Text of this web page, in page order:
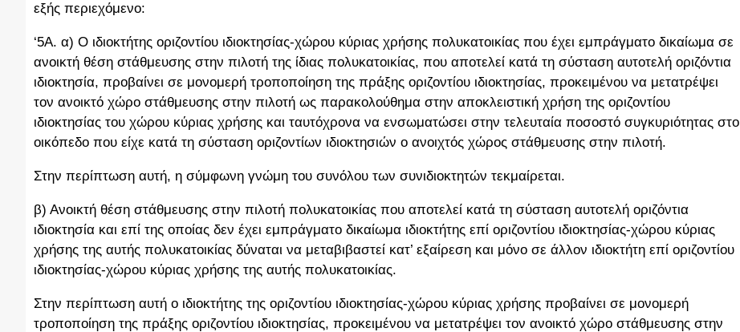
εξής περιεχόμενο:
‘5Α. α) Ο ιδιοκτήτης οριζοντίου ιδιοκτησίας-χώρου κύριας χρήσης πολυκατοικίας που έχει εμπράγματο δικαίωμα σε
ανοικτή θέση στάθμευσης στην πιλοτή της ίδιας πολυκατοικίας, που αποτελεί κατά τη σύσταση αυτοτελή οριζόντια
ιδιοκτησία, προβαίνει σε μονομερή τροποποίηση της πράξης οριζοντίου ιδιοκτησίας, προκειμένου να μετατρέψει
τον ανοικτό χώρο στάθμευσης στην πιλοτή ως παρακολούθημα στην αποκλειστική χρήση της οριζοντίου
ιδιοκτησίας του χώρου κύριας χρήσης και ταυτόχρονα να ενσωματώσει στην τελευταία ποσοστό συγκυριότητας στο
οικόπεδο που είχε κατά τη σύσταση οριζοντίων ιδιοκτησιών ο ανοιχτός χώρος στάθμευσης στην πιλοτή.
Στην περίπτωση αυτή, η σύμφωνη γνώμη του συνόλου των συνιδιοκτητών τεκμαίρεται.
β) Ανοικτή θέση στάθμευσης στην πιλοτή πολυκατοικίας που αποτελεί κατά τη σύσταση αυτοτελή οριζόντια
ιδιοκτησία και επί της οποίας δεν έχει εμπράγματο δικαίωμα ιδιοκτήτης επί οριζοντίου ιδιοκτησίας-χώρου κύριας
χρήσης της αυτής πολυκατοικίας δύναται να μεταβιβαστεί κατ’ εξαίρεση και μόνο σε άλλον ιδιοκτήτη επί οριζοντίου
ιδιοκτησίας-χώρου κύριας χρήσης της αυτής πολυκατοικίας.
Στην περίπτωση αυτή ο ιδιοκτήτης της οριζοντίου ιδιοκτησίας-χώρου κύριας χρήσης προβαίνει σε μονομερή
τροποποίηση της πράξης οριζοντίου ιδιοκτησίας, προκειμένου να μετατρέψει τον ανοικτό χώρο στάθμευσης στην